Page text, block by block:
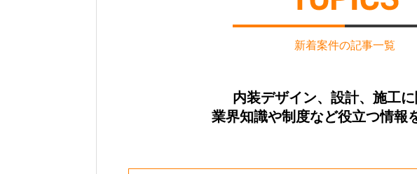
新着案件の記事一覧
内装デザイン、設計、施工
業界知識や制度など役立つ情報